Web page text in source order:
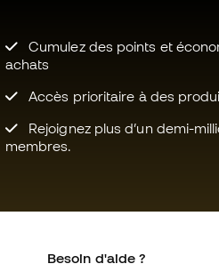
Cumulez des points et
achats
Accès prioritaire à des
Rejoignez plus d’un demi-
membres.
Besoin d'aide ?